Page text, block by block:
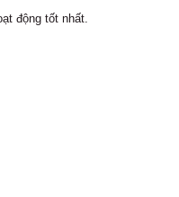
động tốt nhất.